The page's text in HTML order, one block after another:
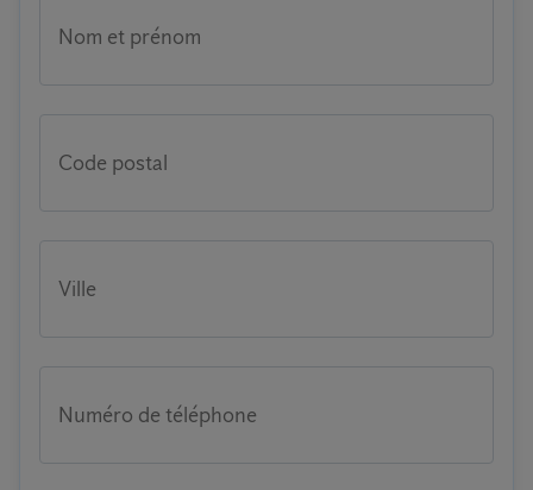
Nom et prénom
Code postal
Ville
Numéro de téléphone